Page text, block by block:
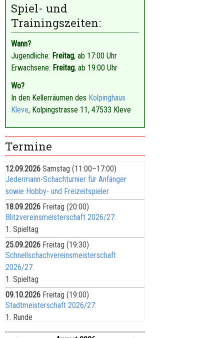
Spiel- und
Trainingszeiten:
Wann?
Jugendliche: Freitag, ab 17:00 Uhr
Erwachsene: Freitag, ab 19:00 Uhr
Wo?
In den Kellerräumen des Kolpinghaus
Kleve, Kolpingstrasse 11, 47533 Kleve
Termine
12.09.2026 Samstag (11:00–17:00)
Jedermann-Schachturnier für Anfänger
sowie Hobby- und Freizeitspieler
18.09.2026 Freitag (20:00)
Blitzvereinsmeisterschaft 2026/27:
1. Spieltag
25.09.2026 Freitag (19:30)
Schnellschachvereinsmeisterschaft
2026/27:
1. Spieltag
09.10.2026 Freitag (19:00)
Stadtmeisterschaft 2026/27:
1. Runde
16.10.2026 Freitag(20:00)